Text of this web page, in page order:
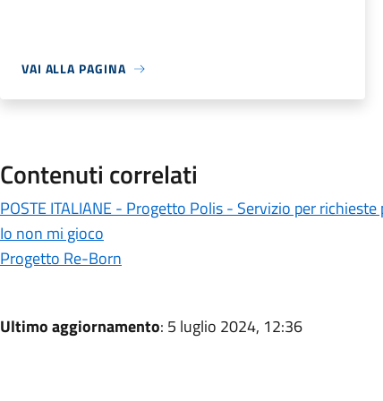
VAI ALLA PAGINA
Contenuti correlati
POSTE ITALIANE - Progetto Polis - Servizio per
Io non mi gioco
Progetto Re-Born
Ultimo aggiornamento: 5 luglio 2024, 12:36